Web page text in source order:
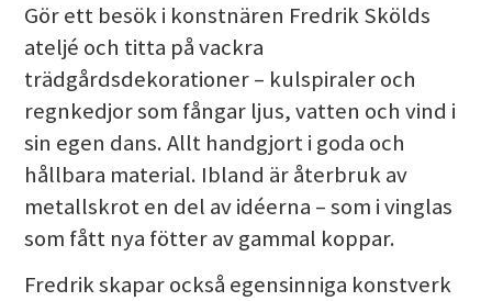
Gör ett besök i konstnären Fredrik Skölds
ateljé och titta på vackra
trädgårdsdekorationer – kulspiraler och
regnkedjor som fångar ljus, vatten och vind i
sin egen dans. Allt handgjort i goda och
hållbara material. Ibland är återbruk av
metallskrot en del av idéerna – som i vinglas
som fått nya fötter av gammal koppar.
Fredrik skapar också egensinniga konstverk